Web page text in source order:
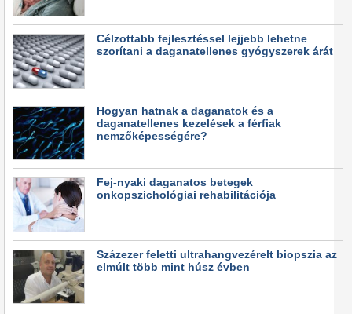
Célzottabb fejlesztéssel lejjebb lehetne
szorítani a daganatellenes gyógyszerek árát
Hogyan hatnak a daganatok és a
daganatellenes kezelések a férfiak
nemzőképességére?
Fej-nyaki daganatos betegek
onkopszichológiai rehabilitációja
Százezer feletti ultrahangvezérelt biopszia az
elmúlt több mint húsz évben